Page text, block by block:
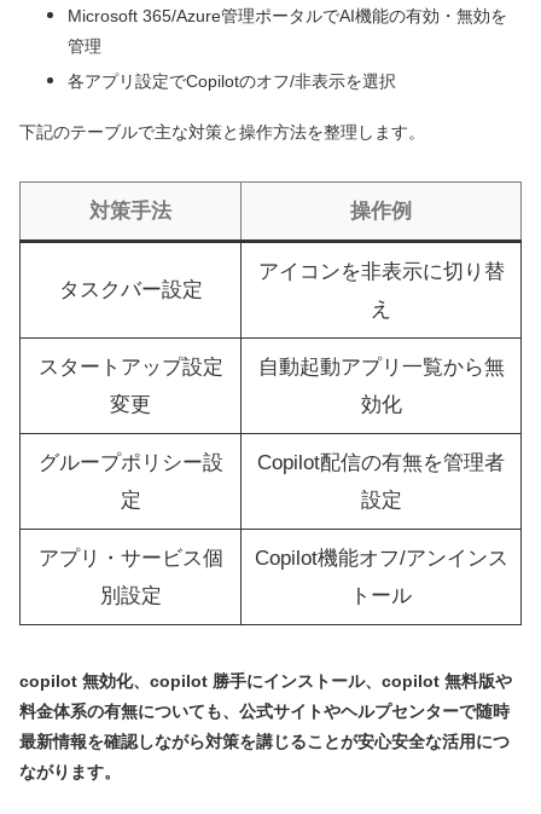
Microsoft 365/Azure管理ポータルでAI機能の有効・無効を
管理
各アプリ設定でCopilotのオフ/非表示を選択
下記のテーブルで主な対策と操作方法を整理します。
対策手法 操作例
タスクバー設定
アイコンを非表示に切り替
え
スタートアップ設定
変更
自動起動アプリ一覧から無
効化
グループポリシー設
定
Copilot配信の有無を管理者
設定
アプリ・サービス個
別設定
Copilot機能オフ/アンインス
トール
copilot 無効化、copilot 勝手にインストール、copilot 無料版や
料金体系の有無についても、公式サイトやヘルプセンターで随時
最新情報を確認しながら対策を講じることが安心安全な活用につ
ながります。